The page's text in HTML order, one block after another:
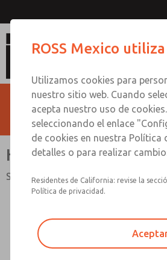
HBB
Serie HBB
ROSS Mexico
Utilizamos cookies para
nuestro sitio web. Cuando
acepta nuestro uso de
seleccionando el enlace
de cookies en nuestra
detalles o para realizar
Residentes de California: revise la
Política de privacidad.